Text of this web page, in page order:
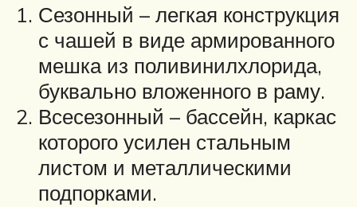
Сезонный – легкая конструкция
с чашей в виде армированного
мешка из поливинилхлорида,
буквально вложенного в раму.
Всесезонный – бассейн, каркас
которого усилен стальным
листом и металлическими
подпорками.